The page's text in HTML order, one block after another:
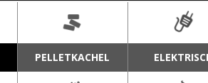
PELLETKACHEL